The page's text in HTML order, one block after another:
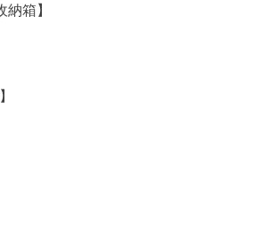
箱】